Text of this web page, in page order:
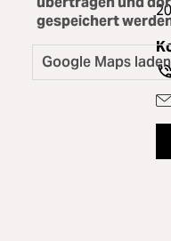
Loading...
Taschen
Loading...
Licht &
gespeichert